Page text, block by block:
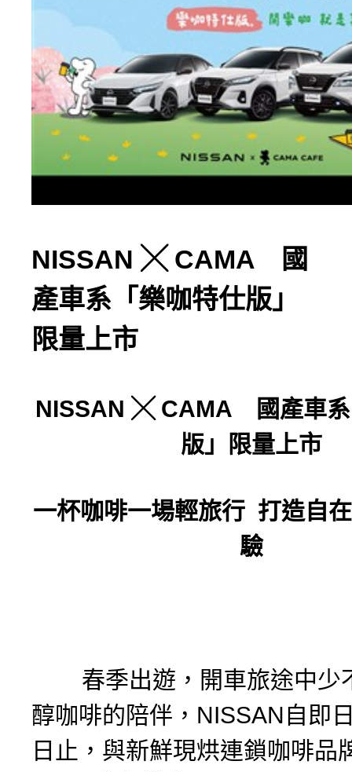
NISSAN ╳ CAMA 國
產車系「樂咖特仕版」
限量上市
NISSAN ╳ CAMA
國產車
版」限量上市
一杯咖啡一場輕旅行 打造自
驗
春季出遊，開車旅途中少
醇咖啡的陪伴，NISSAN自即
日止，與新鮮現烘連鎖咖啡品